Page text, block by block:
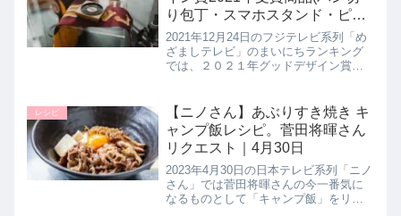
り包丁・スマホスタンド・ピー
ラーなど)ランキングTOP5！ま
いにちランキング｜12月24日
2021年12月24日のフジテレビ系列「め
ざましテレビ」のまいにちランキング
では、２０２１年グッドデザイン賞受
ビ記事一覧はこちら2021年グッドデザ
イン賞受賞商品売り...
レシピ
【ニノさん】あぶりすき焼き キ
ャンプ飯レシピ。菅田将暉さん
リクエスト｜4月30日
2023年4月30日の日本テレビ系列「ニノ
さん」では菅田将暉さんの今一番気に
なるものとして「キャンプ飯」をリク